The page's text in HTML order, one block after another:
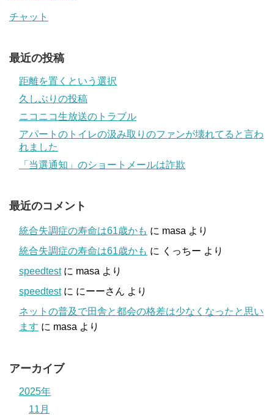
チャット
最近の投稿
距離を置くという選択
久しぶりの投稿
ニコニコ生放送のトラブル
アパートのトイレの汲み取りのファンが壊れてると言わ
れました
「当選通知」のショートメールは詐欺
最近のコメント
統合失調症の寿命は61歳かも に masa より
統合失調症の寿命は61歳かも に くっちー より
speedtestに masa より
speedtestに にーーさん より
ネットの普及で田舎と都会の格差は少なくなったと思い
ます に masa より
アーカイブ
2025年
11月